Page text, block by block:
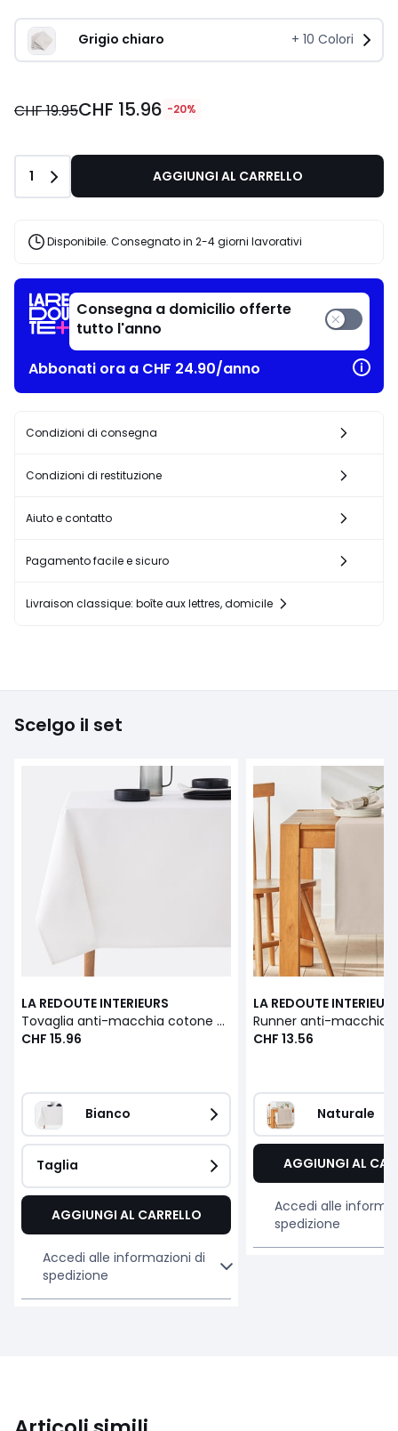
Grigio chiaro + 10 Colori
CHF 19.95CHF 15.96 -20%
Quantità
1 AGGIUNGI AL CARRELLO
Disponibile. Consegnato in 2-4 giorni lavorativi
Consegna a domicilio offerte
tutto l'anno
Abbonati ora a CHF 24.90/anno
Condizioni di consegna
Condizioni di restituzione
Aiuto e contatto
Pagamento facile e sicuro
Livraison classique: boîte aux lettres, domicile
Scelgo il set
LA REDOUTE INTERIEURS
Tovaglia anti-macchia cotone SCENARIO
CHF 15.96
Bianco
Taglia
AGGIUNGI AL CARRELLO
Accedi alle informazioni di
spedizione
LA REDOUTE
Runner anti-macchia
CHF 13.56
Naturale
AGGIUNGI AL
Accedi alle
spedizione